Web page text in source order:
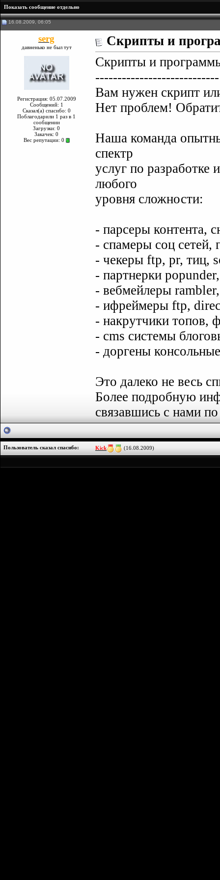
Показать сообщение отдельно
16.08.2009, 06:05
serg
давненько не был тут
Регистрация: 05.07.2009
Сообщений: 1
Сказал(а) спасибо: 0
Поблагодарили 1 раз в 1
сообщении
Загрузки: 0
Закачек: 0
Вес репутации: 0
Скрипты и
Скрипты и
----------------------------
Вам нужен скрипт
Нет проблем!
Наша команда
спектр
услуг по разработке
любого
уровня сложности:
- парсеры контента,
- спамеры соц
- чекеры ftp, pr, тиц,
- партнерки
- вебмейлеры
- ифреймеры ftp,
- накрутчики топов,
- cms системы
- доргены
Это далеко не весь
Более подробную
связавшись с нами
Пользователь сказал cпасибо: Kick (16.08.2009)